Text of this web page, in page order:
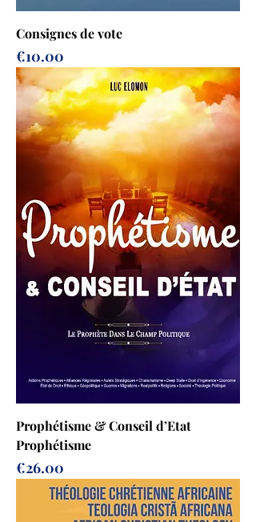
Consignes de vote
Prix
€10.00
Prophétisme & Conseil d’Etat
Prophétisme
Prix
€26.00